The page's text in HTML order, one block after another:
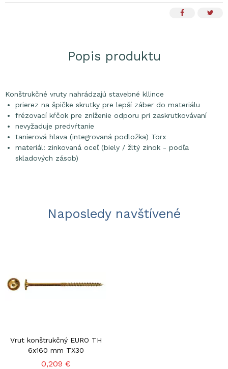
Popis produktu
Konštrukčné vruty nahrádzajú stavebné kllince
prierez na špičke skrutky pre lepší záber do materiálu
frézovací kŕčok pre zníženie odporu pri zaskrutkovávaní
nevyžaduje predvŕtanie
tanierová hlava (integrovaná podložka) Torx
materiál: zinkovaná oceľ (biely / žltý zinok - podľa
skladových zásob)
Naposledy navštívené
Vrut konštrukčný EURO TH
6x160 mm TX30
0,209 €